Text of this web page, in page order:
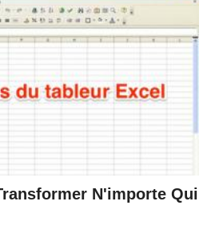
N'importe Qui